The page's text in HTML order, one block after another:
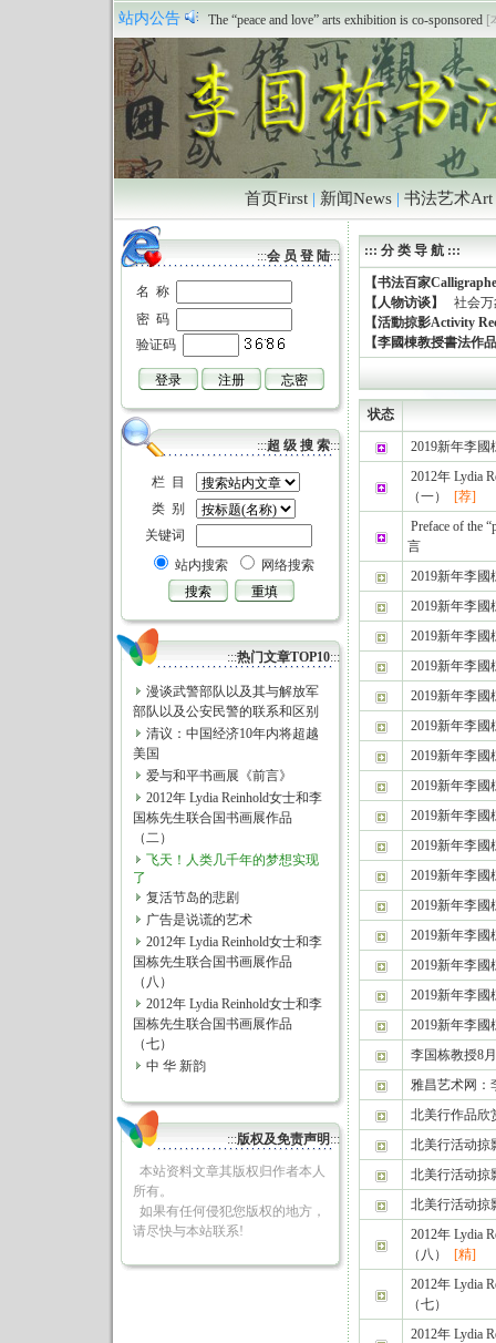
站内公告
The “peace and love” arts exhibition is co-sponsored [
首页First | 新闻News | 书法艺术Art
:::会 员 登 陆:::
名 称
密 码
验证码
:::超 级 搜 索:::
栏 目
类 别
关键词
站内搜索
网络搜索
:::热门文章TOP10:::
漫谈武警部队以及其与解放军
部队以及公安民警的联系和区别
清议：中国经济10年内将超越
美国
爱与和平书画展《前言》
2012年 Lydia Reinhold女士和李
国栋先生联合国书画展作品
（二）
飞天！人类几千年的梦想实现
了
复活节岛的悲剧
广告是说谎的艺术
2012年 Lydia Reinhold女士和李
国栋先生联合国书画展作品
（八）
2012年 Lydia Reinhold女士和李
国栋先生联合国书画展作品
（七）
中 华 新韵
:::版权及免责声明 :::
本站资料文章其版权归作者本人
所有。
如果有任何侵犯您版权的地方，
请尽快与本站联系!
::: 分 类 导 航 :::
【书法百家
【人物访谈】
社会
【活動掠影Activity
【李國棟教授書法作
状态
2019新年李
2012年 Lydia
（一）
[荐]
Preface of the
言
2019新年李
2019新年李
2019新年李
2019新年李
2019新年李
2019新年李
2019新年李
2019新年李
2019新年李
2019新年李
2019新年李
2019新年李
2019新年李
2019新年李
2019新年李
2019新年李
李国栋教授8
雅昌艺术网：
北美行作品欣
北美行活动掠
北美行活动掠
北美行活动掠
2012年 Lydia
（八）
[精]
2012年 Lydia
（七）
2012年 Lydia